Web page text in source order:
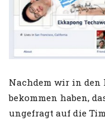
Nachdem wir in den
bekommen haben,
ungefragt auf die